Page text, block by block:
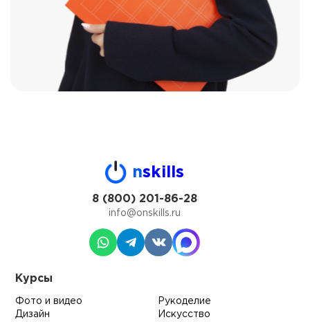
nskills
8 (800) 201-86-28
info@onskills.ru
Курсы
Фото и видео
Дизайн
Рукоделие
Искусство